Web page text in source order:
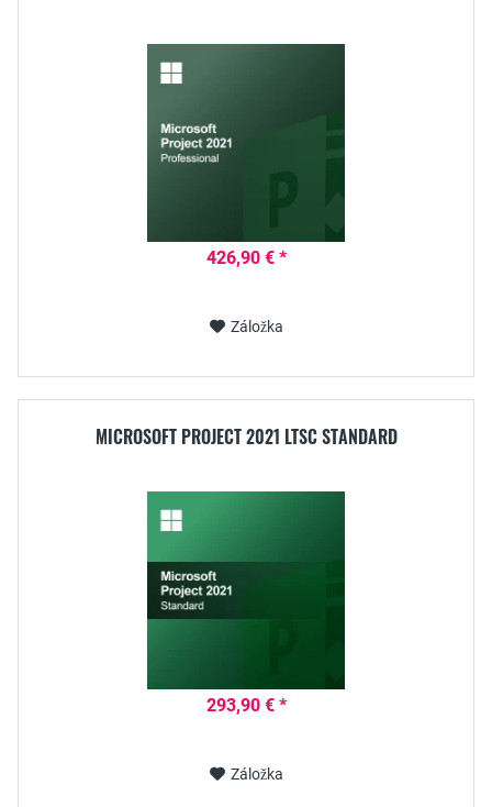
426,90 € *
Záložka
MICROSOFT PROJECT 2021 LTSC STANDARD
293,90 € *
Záložka